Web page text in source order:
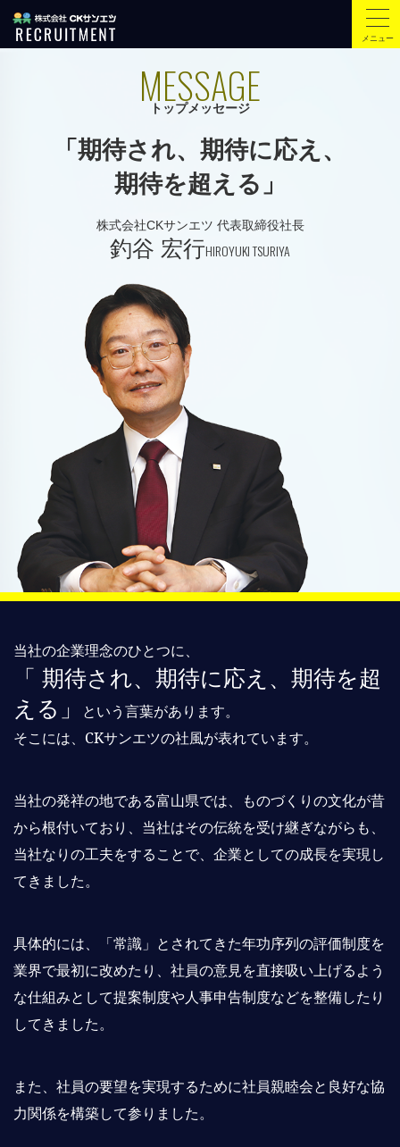
メニュー
MESSAGE
トップメッセージ
「期待され、期待に応え、
期待を超える」
株式会社CKサンエツ 代表取締役社長
釣谷 宏行HIROYUKI TSURIYA
当社の企業理念のひとつに、
「 期待され、期待に応え、期待を超
える」
という言葉があります。
そこには、CKサンエツの社風が表れています。
当社の発祥の地である富山県では、ものづくりの文化が昔
から根付いており、当社はその伝統を受け継ぎながらも、
当社なりの工夫をすることで、企業としての成長を実現し
てきました。
具体的には、「常識」とされてきた年功序列の評価制度を
業界で最初に改めたり、社員の意見を直接吸い上げるよう
な仕組みとして提案制度や人事申告制度などを整備したり
してきました。
また、社員の要望を実現するために社員親睦会と良好な協
力関係を構築して参りました。